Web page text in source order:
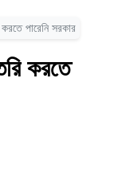
করতে পারেনি সরকার
করতে